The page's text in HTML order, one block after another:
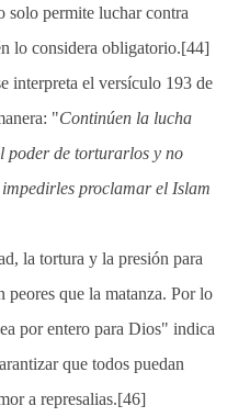
solo permite luchar contra
lo considera obligatorio.[44]
interpreta el versículo 193 de
"Continúen la lucha
poder de torturarlos y no
proclamar el Islam
la tortura y la presión para
peores que la matanza. Por lo
por entero para Dios" indica
que todos puedan
a represalias.[46]